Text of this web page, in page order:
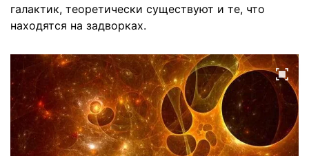
галактик, теоретически существуют и те, что
находятся на задворках.